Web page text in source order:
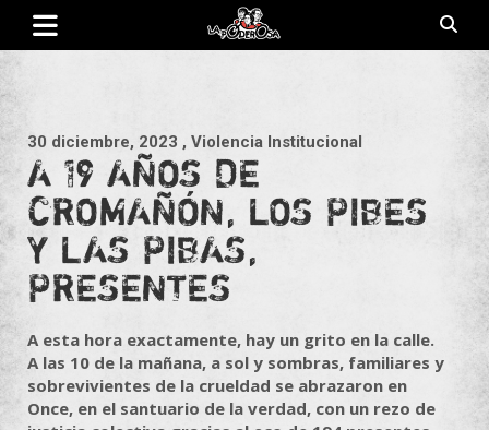
Saltar
contenido
La Poderosa
Revista de cultura villera, brazo literario del movimiento La
30 diciembre, 2023 , Violencia Institucional
A 19 AÑOS DE
CROMAÑÓN, LOS PIBES
Y LAS PIBAS,
PRESENTES
A esta hora exactamente, hay un grito en la calle.
A las 10 de la mañana, a sol y sombras, familiares y
sobrevivientes de la crueldad se abrazaron en
Once, en el santuario de la verdad, con un rezo de